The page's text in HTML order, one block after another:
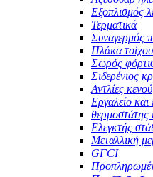
Εξοπλισμός
Τερματικά
Συναγερμός
Πλάκα τοίχου
Σωρός
Σιδερένιος
Αντλίες κενού
Εργαλείο
θερμοστάτης
Ελεγκτής
Μεταλλική
GFCI